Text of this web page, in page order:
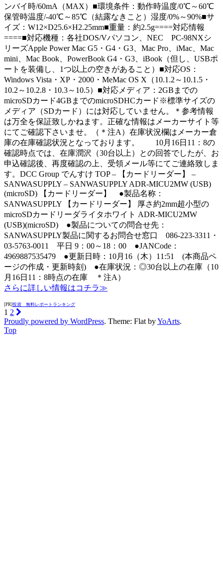
ンバイ時/60mA（MAX）■環境条件：動作時温度/0℃～60℃
保管時温度/-40℃～85℃（結露なきこと）湿度/0%～90%■サ
イズ：W12×D25.6×H2.25mm■重量：約2.5g====対応情報
====■対応機種：各社DOS/Vパソコン、NEC PC-98NXシ
リーズApple Power Mac G5・G4・G3、Mac Pro、iMac、Mac
mini、Mac Book、PowerBook G4・G3、iBook（但し、USBポ
ートを装備し、1つ以上の空きがあること）■対応OS：
Windows Vista・XP・2000・MeMac OS X（10.1.2～10.1.5・
10.2～10.2.8・10.3～10.5）■対応メディア：2GBまでの
microSDカード4GBまでのmicroSDHCカード※標準サイズの
メディア（SDカード）には対応していません。＊参考情報
は万全を保証致しかねます。正確な情報はメーカーサイト等
にてご確認下さいませ。（＊注A）在庫状況欄はメーカー倉
庫の在庫確認状況となっております。 10月16日11：8の
確認時点では、在庫潤沢（30台以上）との回答でしたが、お
申込確認後、再度確認の上、受領メール等にてご連絡致しま
す。DCC Group でんすけ TOP – 【カードリーダー】 –
SANWASUPPLY – SANWASUPPLY ADR-MICU2MW (USB)
(microSD) 【カードリーダー】 ●製品名称：
SANWASUPPLY 【カードリーダー】 厚さ約2mm超小型の
microSDカードリーダライタホワイト ADR-MICU2MW
(USB)(microSD) ●製品についての問合せ先：
SANWASUPPLY製品に関するお問合せ窓口 086-223-3311・
03-5763-0011 平日 9：00～18：00 ●JANCode：
4969887535479 ●更新日時：10月16（木）11:51 (本商品ペ
ージの作成・更新時刻) ●在庫状況：◎30台以上の在庫（10
月16日11：8時点の在庫 ＊注A）
さらに詳しい情報はコチラ≫
[PR]投資 無料レポートランキング
1 2
Proudly powered by WordPress. Theme: Flat byYoArts.
Top